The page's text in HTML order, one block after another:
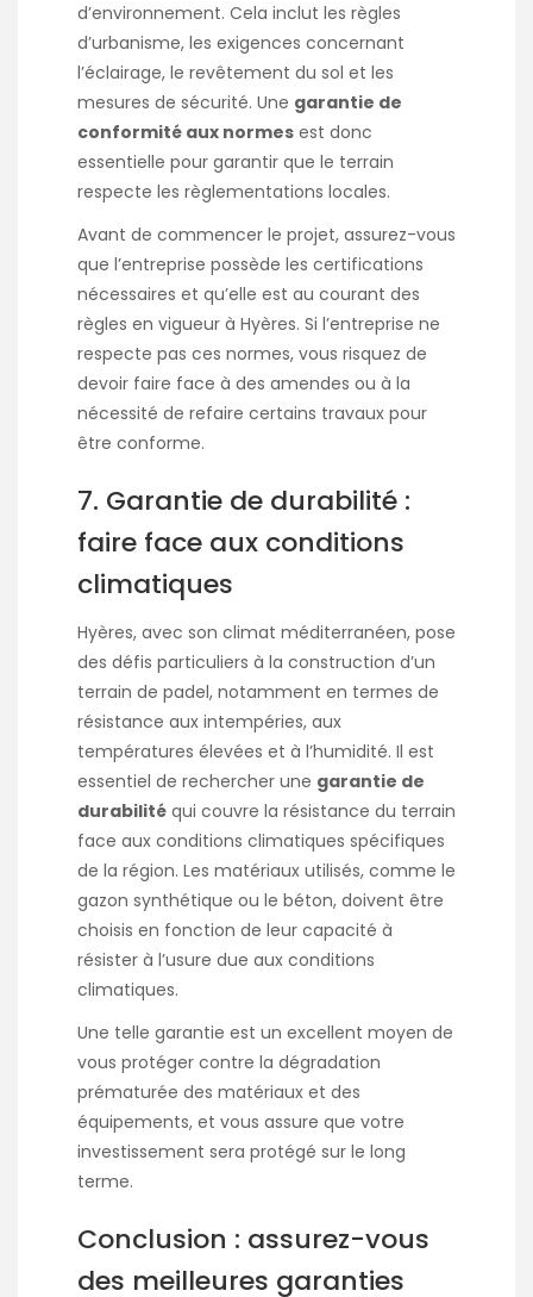
d’environnement. Cela inclut les règles
d’urbanisme, les exigences concernant
l’éclairage, le revêtement du sol et les
mesures de sécurité. Une garantie de
conformité aux normes est donc
essentielle pour garantir que le terrain
respecte les règlementations locales.
Avant de commencer le projet, assurez-vous
que l’entreprise possède les certifications
nécessaires et qu’elle est au courant des
règles en vigueur à Hyères. Si l’entreprise ne
respecte pas ces normes, vous risquez de
devoir faire face à des amendes ou à la
nécessité de refaire certains travaux pour
être conforme.
7. Garantie de durabilité :
faire face aux conditions
climatiques
Hyères, avec son climat méditerranéen, pose
des défis particuliers à la construction d’un
terrain de padel, notamment en termes de
résistance aux intempéries, aux
températures élevées et à l’humidité. Il est
essentiel de rechercher une garantie de
durabilité qui couvre la résistance du terrain
face aux conditions climatiques spécifiques
de la région. Les matériaux utilisés, comme le
gazon synthétique ou le béton, doivent être
choisis en fonction de leur capacité à
résister à l’usure due aux conditions
climatiques.
Une telle garantie est un excellent moyen de
vous protéger contre la dégradation
prématurée des matériaux et des
équipements, et vous assure que votre
investissement sera protégé sur le long
terme.
Conclusion : assurez-vous
des meilleures garanties